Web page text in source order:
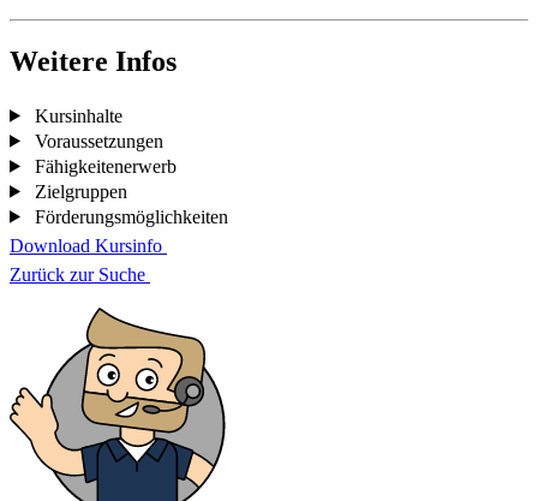
Weitere Infos
Kursinhalte
Voraussetzungen
Fähigkeitenerwerb
Zielgruppen
Förderungsmöglichkeiten
Download Kursinfo
Zurück zur Suche